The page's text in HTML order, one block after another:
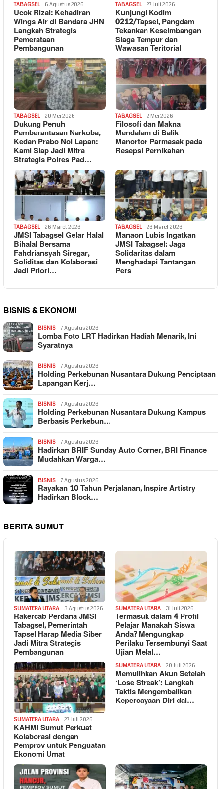
TABAGSEL 6 Agustus 2026
Ucok Rizal: Kehadiran
Wings Air di Bandara JHN
Langkah Strategis
Pemerataan
Pembangunan
TABAGSEL 27 Juli 2026
Kunjungi Kodim
0212/Tapsel, Pangdam
Tekankan Keseimbangan
Siaga Tempur dan
Wawasan Teritorial
TABAGSEL 20 Mei 2026
Dukung Penuh
Pemberantasan Narkoba,
Kedan Prabo Nol Lapan:
Kami Siap Jadi Mitra
Strategis Polres Pad…
TABAGSEL 2 Mei 2026
Filosofi dan Makna
Mendalam di Balik
Manortor Parmasak pada
Resepsi Pernikahan
TABAGSEL 26 Maret 2026
JMSI Tabagsel Gelar Halal
Bihalal Bersama
Fahdriansyah Siregar,
Soliditas dan Kolaborasi
Jadi Priori…
TABAGSEL 26 Maret 2026
Manaon Lubis Ingatkan
JMSI Tabagsel: Jaga
Solidaritas dalam
Menghadapi Tantangan
Pers
BISNIS & EKONOMI
BISNIS 7 Agustus 2026
Lomba Foto LRT Hadirkan Hadiah Menarik, Ini
Syaratnya
BISNIS 7 Agustus 2026
Holding Perkebunan Nusantara Dukung Penciptaan
Lapangan Kerj…
BISNIS 7 Agustus 2026
Holding Perkebunan Nusantara Dukung Kampus
Berbasis Perkebun…
BISNIS 7 Agustus 2026
Hadirkan BRIF Sunday Auto Corner, BRI Finance
Mudahkan Warga…
BISNIS 7 Agustus 2026
Rayakan 10 Tahun Perjalanan, Inspire Artistry
Hadirkan Block…
BERITA SUMUT
SUMATERA UTARA 3 Agustus 2026
Rakercab Perdana JMSI
Tabagsel, Pemerintah
Tapsel Harap Media Siber
Jadi Mitra Strategis
Pembangunan
SUMATERA UTARA 31 Juli 2026
Termasuk dalam 4 Profil
Pelajar Manakah Siswa
Anda? Mengungkap
Perilaku Tersembunyi Saat
Ujian Melal…
SUMATERA UTARA 27 Juli 2026
KAHMI Sumut Perkuat
Kolaborasi dengan
Pemprov untuk Penguatan
Ekonomi Umat
SUMATERA UTARA 20 Juli 2026
Memulihkan Akun Setelah
‘Lose Streak’: Langkah
Taktis Mengembalikan
Kepercayaan Diri dal…